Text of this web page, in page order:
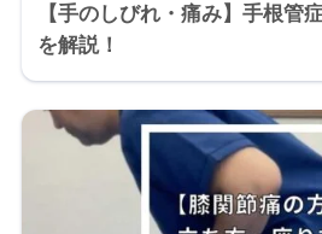
【手のしびれ・痛み】手根管
を解説！